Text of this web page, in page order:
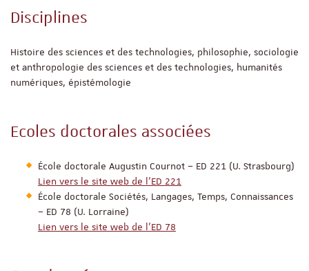
Disciplines
Histoire des sciences et des technologies, philosophie, sociologie
et anthropologie des sciences et des technologies, humanités
numériques, épistémologie
Ecoles doctorales associées
École doctorale Augustin Cournot – ED 221 (U. Strasbourg)
Lien vers le site web de l'ED 221
École doctorale Sociétés, Langages, Temps, Connaissances
– ED 78 (U. Lorraine)
Lien vers le site web de l'ED 78